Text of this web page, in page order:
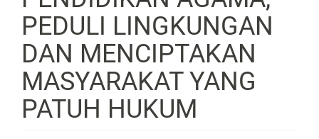
PEDULI LINGKUNGAN
DAN MENCIPTAKAN
MASYARAKAT YANG
PATUH HUKUM